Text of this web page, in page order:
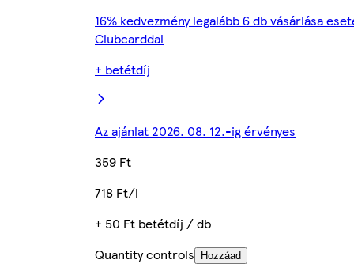
16% kedvezmény legalább 6 db vásárlása
Clubcarddal
+ betétdíj
Az ajánlat 2026. 08. 12.-ig érvényes
359 Ft
718 Ft/l
+ 50 Ft betétdíj / db
Quantity controls
Hozzáad